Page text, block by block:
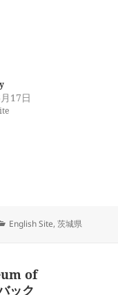
17日
カ
ー
English Site,茨城県
of
ック